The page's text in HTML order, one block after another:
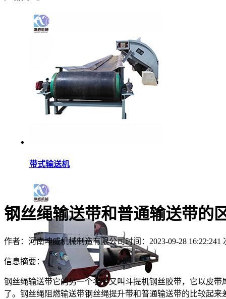
带式输送机
钢丝绳输送带和普通输送带的
作者：河南坤威机械制造有限公司时间：2023-09-28 16:22:241
信息摘要：
钢丝绳输送带它的另一个名字又叫斗提机钢丝胶带，它以皮
了。钢丝绳阻燃输送带钢丝绳提升带和普通输送带的比较起